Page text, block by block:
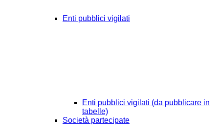
Enti pubblici vigilati
Enti pubblici vigilati (da pubblicare in
tabelle)
Società partecipate